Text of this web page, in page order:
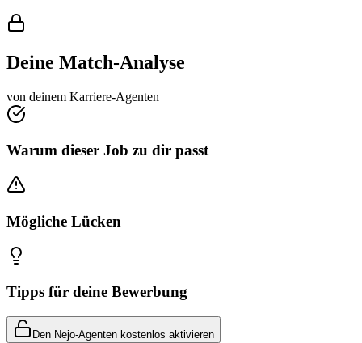
Deine Match-Analyse
von deinem Karriere-Agenten
Warum dieser Job zu dir passt
Mögliche Lücken
Tipps für deine Bewerbung
Den Nejo-Agenten kostenlos aktivieren